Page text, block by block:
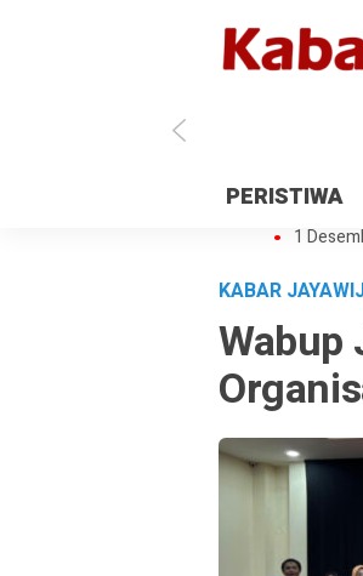
PERISTIWA
Gedung
1
KABAR
Wabup